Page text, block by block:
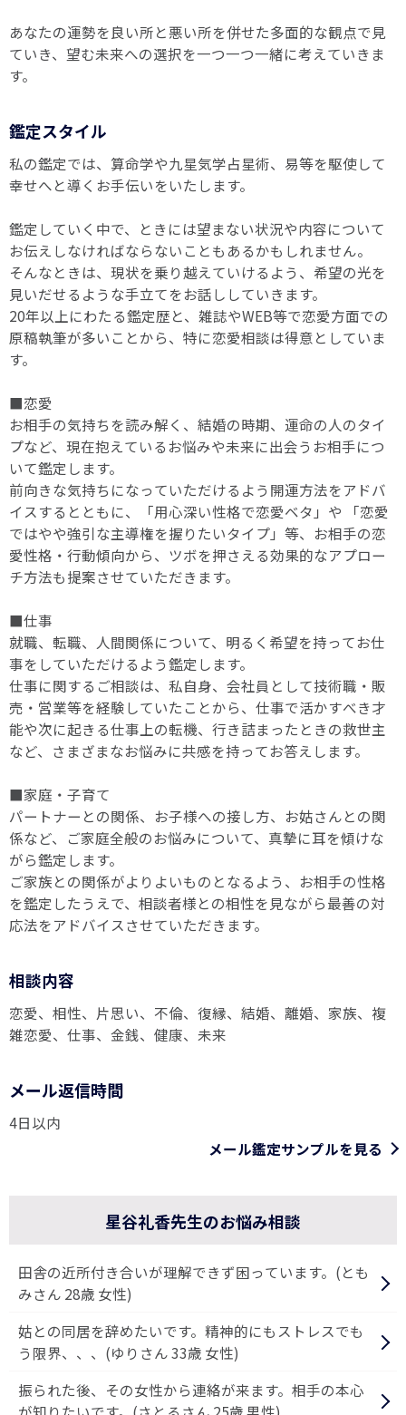
あなたの運勢を良い所と悪い所を併せた多面的な観点で見
ていき、望む未来への選択を一つ一つ一緒に考えていきま
す。
鑑定スタイル
私の鑑定では、算命学や九星気学占星術、易等を駆使して
幸せへと導くお手伝いをいたします。
鑑定していく中で、ときには望まない状況や内容について
お伝えしなければならないこともあるかもしれません。
そんなときは、現状を乗り越えていけるよう、希望の光を
見いだせるような手立てをお話ししていきます。
20年以上にわたる鑑定歴と、雑誌やWEB等で恋愛方面での
原稿執筆が多いことから、特に恋愛相談は得意としていま
す。
■恋愛
お相手の気持ちを読み解く、結婚の時期、運命の人のタイ
プなど、現在抱えているお悩みや未来に出会うお相手につ
いて鑑定します。
前向きな気持ちになっていただけるよう開運方法をアドバ
イスするとともに、「用心深い性格で恋愛ベタ」や 「恋愛
ではやや強引な主導権を握りたいタイプ」等、お相手の恋
愛性格・行動傾向から、ツボを押さえる効果的なアプロー
チ方法も提案させていただきます。
■仕事
就職、転職、人間関係について、明るく希望を持ってお仕
事をしていただけるよう鑑定します。
仕事に関するご相談は、私自身、会社員として技術職・販
売・営業等を経験していたことから、仕事で活かすべき才
能や次に起きる仕事上の転機、行き詰まったときの救世主
など、さまざまなお悩みに共感を持ってお答えします。
■家庭・子育て
パートナーとの関係、お子様への接し方、お姑さんとの関
係など、ご家庭全般のお悩みについて、真摯に耳を傾けな
がら鑑定します。
ご家族との関係がよりよいものとなるよう、お相手の性格
を鑑定したうえで、相談者様との相性を見ながら最善の対
応法をアドバイスさせていただきます。
相談内容
恋愛、相性、片思い、不倫、復縁、結婚、離婚、家族、複
雑恋愛、仕事、金銭、健康、未来
メール返信時間
4日以内
メール鑑定サンプルを見る
星谷礼香先生のお悩み相談
田舎の近所付き合いが理解できず困っています。(とも
みさん 28歳 女性)
姑との同居を辞めたいです。精神的にもストレスでも
う限界、、、(ゆりさん 33歳 女性)
振られた後、その女性から連絡が来ます。相手の本心